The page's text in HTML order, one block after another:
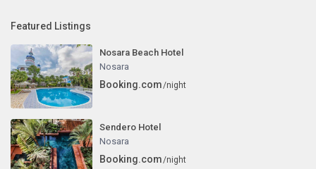
Featured Listings
Nosara Beach Hotel
Nosara
Booking.com/night
Sendero Hotel
Nosara
Booking.com/night